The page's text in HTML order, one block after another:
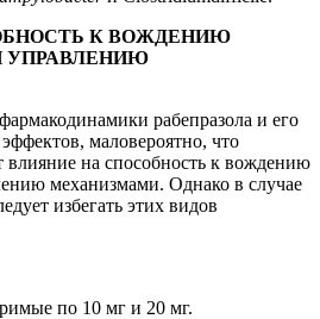
К ВОЖДЕНИЮ
УПРАВЛЕНИЮ
рабепразола и его
маловероятно, что
влияние на способность к вождению
механизмами. Однако в случае
избегать этих видов
по 10 мг и 20 мг.